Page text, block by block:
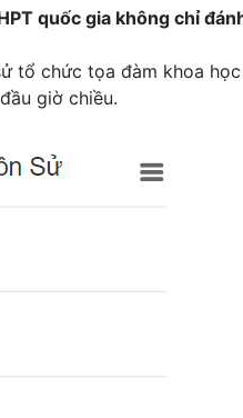
quốc gia không chỉ
tổ chức tọa đàm khoa
giờ chiều.